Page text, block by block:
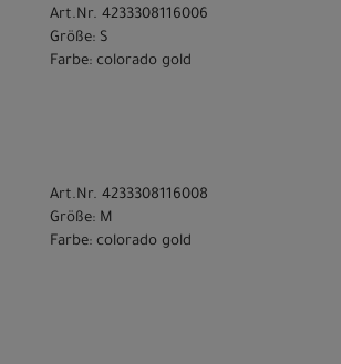
Art.Nr. 4233308116006
Größe: S
Farbe: colorado gold
Art.Nr. 4233308116008
Größe: M
Farbe: colorado gold